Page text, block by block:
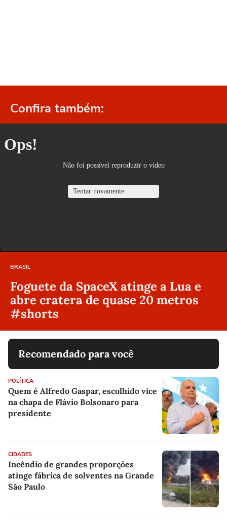
Confira também:
BRASIL
Foguete da SpaceX atinge a Lua e
abre cratera de quase 20 metros
#shorts
Recomendado para você
POLÍTICA
Quem é Alfredo Gaspar, escolhido vice
na chapa de Flávio Bolsonaro para
presidente
CIDADES
Incêndio de grandes proporções
atinge fábrica de solventes na Grande
São Paulo